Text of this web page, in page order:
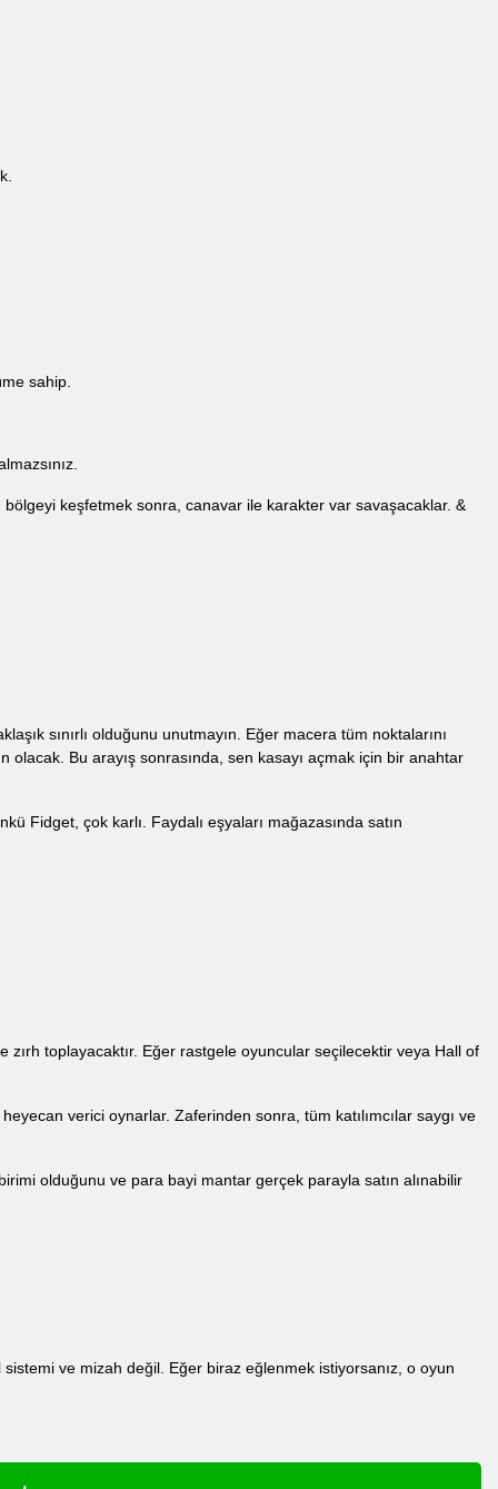
sahip.
keşfetmek sonra, canavar ile karakter var savaşacaklar. &
sınırlı olduğunu unutmayın. Eğer macera tüm noktalarını
Bu arayış sonrasında, sen kasayı açmak için bir anahtar
Fidget, çok karlı. Faydalı eşyaları mağazasında satın
zırh toplayacaktır. Eğer rastgele oyuncular seçilecektir veya Hall of
verici oynarlar. Zaferinden sonra, tüm katılımcılar saygı ve
olduğunu ve para bayi mantar gerçek parayla satın alınabilir
ve mizah değil. Eğer biraz eğlenmek istiyorsanız, o oyun